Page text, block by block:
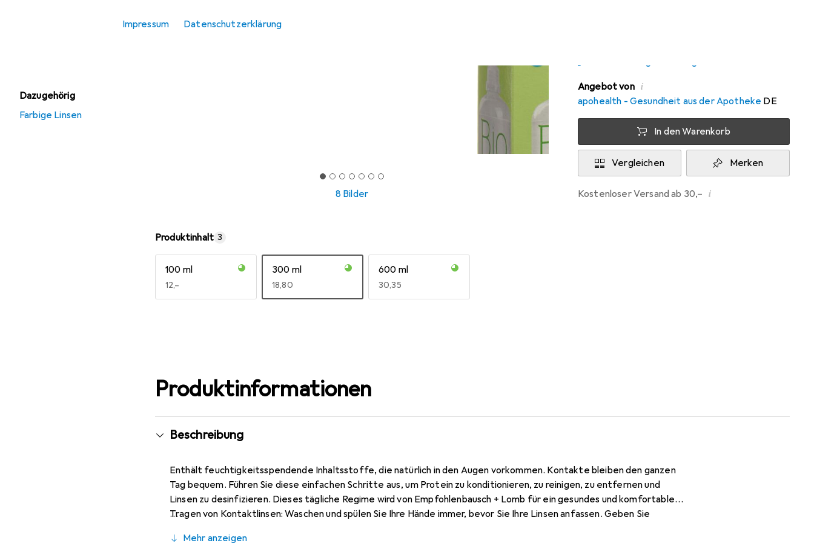
Impressum Datenschutzerklärung
Dazugehörig
Farbige Linsen
8 Bilder
Angebot von i
apohealth - Gesundheit aus der Apotheke DE
In den Warenkorb
Vergleichen Merken
Kostenloser Versand ab 30,– i
Produktinhalt 3
100 ml
EUR
12,–
300 ml
EUR
18,80
600 ml
EUR
30,35
Produktinformationen
Beschreibung
Enthält feuchtigkeitsspendende Inhaltsstoffe, die natürlich in den Augen vorkommen. Kontakte bleiben den ganzen
Tag bequem. Führen Sie diese einfachen Schritte aus, um Protein zu konditionieren, zu reinigen, zu entfernen und
Linsen zu desinfizieren. Dieses tägliche Regime wird von Empfohlenbausch + Lomb für ein gesundes und komfortables
Tragen von Kontaktlinsen: Waschen und spülen Sie Ihre Hände immer, bevor Sie Ihre Linsen anfassen. Geben Sie
Mehr anzeigen